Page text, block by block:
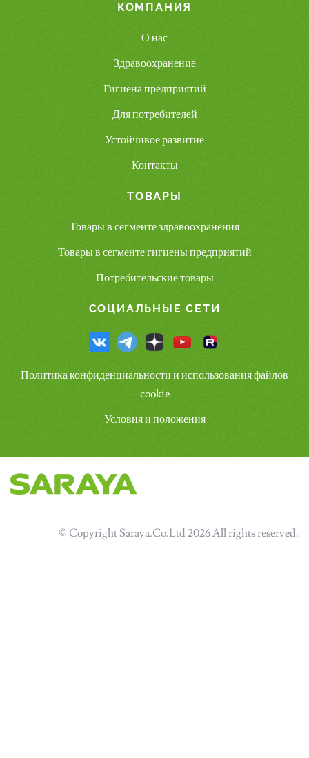
КОМПАНИЯ
О нас
Здравоохранение
Гигиена предприятий
Для потребителей
Устойчивое развитие
Контакты
ТОВАРЫ
Товары в сегменте здравоохранения
Товары в сегменте гигиены предприятий
Потребительские товары
СОЦИАЛЬНЫЕ СЕТИ
Политика конфиденциальности и использования файлов
cookie
Условия и положения
© Copyright Saraya.Co.Ltd 2026 All rights reserved.